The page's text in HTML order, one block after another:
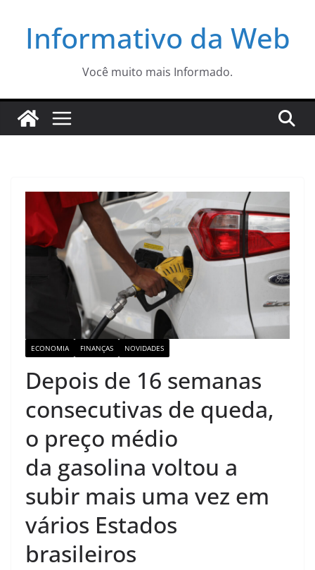
Informativo da Web
Você muito mais Informado.
ECONOMIA FINANÇAS NOVIDADES
Depois de 16 semanas
consecutivas de queda,
o preço médio
da gasolina voltou a
subir mais uma vez em
vários Estados
brasileiros